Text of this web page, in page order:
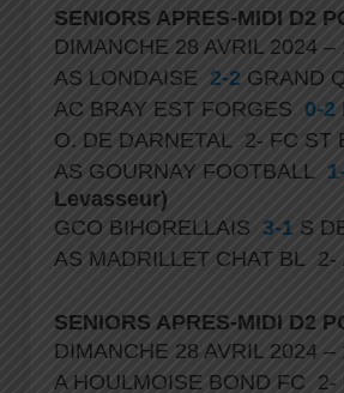
SENIORS APRES-MIDI D2
DIMANCHE 28 AVRIL 2024 –
AS LONDAISE 2-2 GRAND
AC BRAY EST FORGES 0-2
O. DE DARNETAL 2- FC
AS GOURNAY FOOTBALL
Levasseur)
GCO BIHORELLAIS 3-1 S
AS MADRILLET CHAT BL 2-
SENIORS APRES-MIDI D2
DIMANCHE 28 AVRIL 2024 –
A HOULMOISE BOND FC